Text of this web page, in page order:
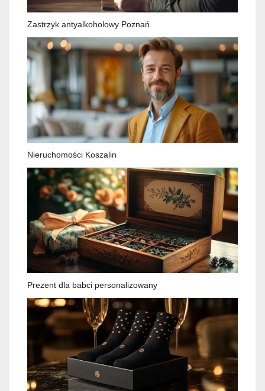
Zastrzyk antyalkoholowy Poznań
Nieruchomości Koszalin
Prezent dla babci personalizowany